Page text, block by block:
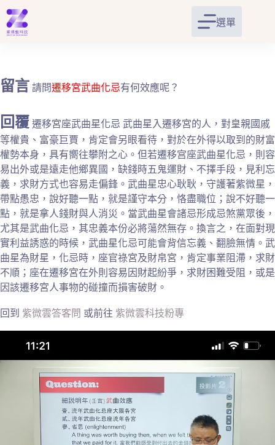
跳
至
主
容
選單
留言 請問遷移宮武曲化忌有何效應呢？
回覆 遷移宮座武曲星化忌 武曲星入遷移宮的人，對皇親國戚
等權貴、富豪巨賈，肯定會另眼看待，對於在外得以取到的財富
權勢本身，具有嚮往攀附之心。但若遷移宫座武曲星化忌，則容
易出外或是遠走他鄉異國，缺錢時五鬼運財、不擇手段，見利忘
義，求財方式也容易走偏鋒。武曲星忠心耿耿，守護著紫微星，
帶點愚忠，說好聽一點，就是謹守本分，恪盡職位；說不好聽一
點，就是拿人錢財與人消災。當武曲星會諸忌形成忌煞黨眾後，
尤其是武曲化忌，其忠義本份必將蕩然無存。換言之，在面對現
實利益誘惑的時候，武曲星化忌可能會背信忘義、翻臉無情。武
曲星為財星，化忌時，座官祿宮及財帛宮，肯定事業阻滯，求財
不順；座在遷移宮在外則容易因財起紛爭，求財困難受阻，或是
因該遷移宮人事物的碰撞而損害破財。
回到 紫微雲答客問 或前往 紫微雲科技粉專